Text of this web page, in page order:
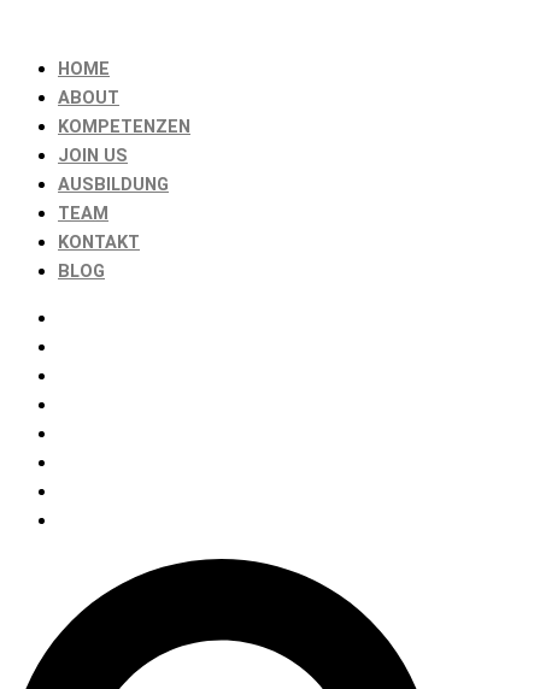
HOME
ABOUT
KOMPETENZEN
JOIN US
AUSBILDUNG
TEAM
KONTAKT
BLOG